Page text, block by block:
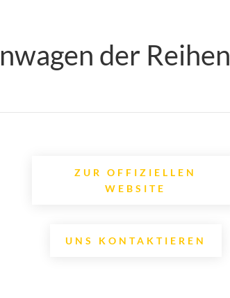
der Reihen
ZUR OFFIZIELLEN
WEBSITE
UNS KONTAKTIEREN